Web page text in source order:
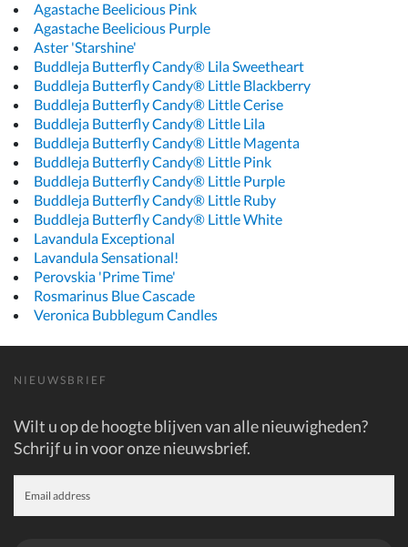
Agastache Beelicious Pink
Agastache Beelicious Purple
Aster 'Starshine'
Buddleja Butterfly Candy® Lila Sweetheart
Buddleja Butterfly Candy® Little Blackberry
Buddleja Butterfly Candy® Little Cerise
Buddleja Butterfly Candy® Little Lila
Buddleja Butterfly Candy® Little Magenta
Buddleja Butterfly Candy® Little Pink
Buddleja Butterfly Candy® Little Purple
Buddleja Butterfly Candy® Little Ruby
Buddleja Butterfly Candy® Little White
Lavandula Exceptional
Lavandula Sensational!
Perovskia 'Prime Time'
Rosmarinus Blue Cascade
Veronica Bubblegum Candles
NIEUWSBRIEF
Wilt u op de hoogte blijven van alle nieuwigheden?
Schrijf u in voor onze nieuwsbrief.